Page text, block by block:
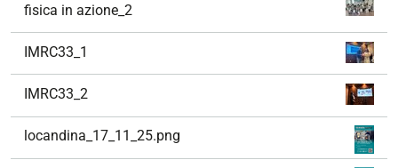
fisica in azione_2
IMRC33_1
IMRC33_2
locandina_17_11_25.png